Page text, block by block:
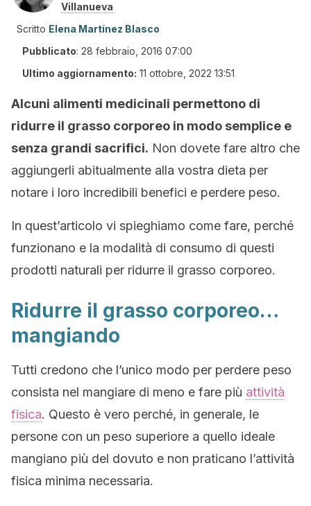
Villanueva
Scritto Elena Martínez Blasco
Pubblicato: 28 febbraio, 2016 07:00
Ultimo aggiornamento: 11 ottobre, 2022 13:51
Alcuni alimenti medicinali permettono di
ridurre il grasso corporeo in modo semplice e
senza grandi sacrifici. Non dovete fare altro che
aggiungerli abitualmente alla vostra dieta per
notare i loro incredibili benefici e perdere peso.
In quest’articolo vi spieghiamo come fare, perché
funzionano e la modalità di consumo di questi
prodotti naturali per ridurre il grasso corporeo.
Ridurre il grasso corporeo…
mangiando
Tutti credono che l’unico modo per perdere peso
consista nel mangiare di meno e fare più attività
fisica. Questo è vero perché, in generale, le
persone con un peso superiore a quello ideale
mangiano più del dovuto e non praticano l’attività
fisica minima necessaria.